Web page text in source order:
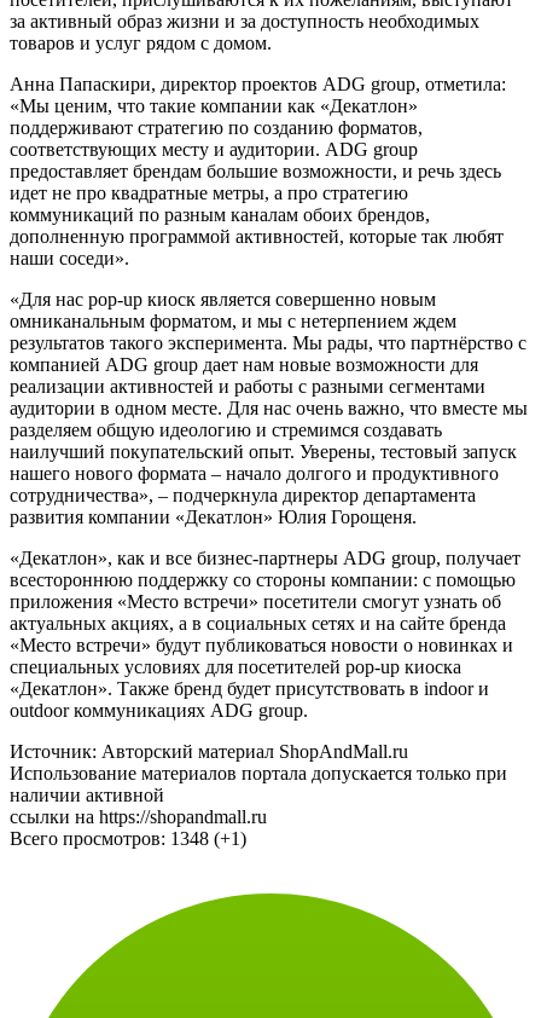
за активный образ жизни и за доступность необходимых
товаров и услуг рядом с домом.
Анна Папаскири, директор проектов ADG group, отметила:
«Мы ценим, что такие компании как «Декатлон»
поддерживают стратегию по созданию форматов,
соответствующих месту и аудитории. ADG group
предоставляет брендам большие возможности, и речь здесь
идет не про квадратные метры, а про стратегию
коммуникаций по разным каналам обоих брендов,
дополненную программой активностей, которые так любят
наши соседи».
«Для нас pop-up киоск является совершенно новым
омниканальным форматом, и мы с нетерпением ждем
результатов такого эксперимента. Мы рады, что партнёрство с
компанией ADG group дает нам новые возможности для
реализации активностей и работы с разными сегментами
аудитории в одном месте. Для нас очень важно, что вместе мы
разделяем общую идеологию и стремимся создавать
наилучший покупательский опыт. Уверены, тестовый запуск
нашего нового формата – начало долгого и продуктивного
сотрудничества», – подчеркнула директор департамента
развития компании «Декатлон» Юлия Горощеня.
«Декатлон», как и все бизнес-партнеры ADG group, получает
всестороннюю поддержку со стороны компании: с помощью
приложения «Место встречи» посетители смогут узнать об
актуальных акциях, а в социальных сетях и на сайте бренда
«Место встречи» будут публиковаться новости о новинках и
специальных условиях для посетителей pop-up киоска
«Декатлон». Также бренд будет присутствовать в indoor и
outdoor коммуникациях ADG group.
Источник: Авторский материал ShopAndMall.ru
Использование материалов портала допускается только при
наличии активной
ссылки на https://shopandmall.ru
Всего просмотров: 1348 (+1)